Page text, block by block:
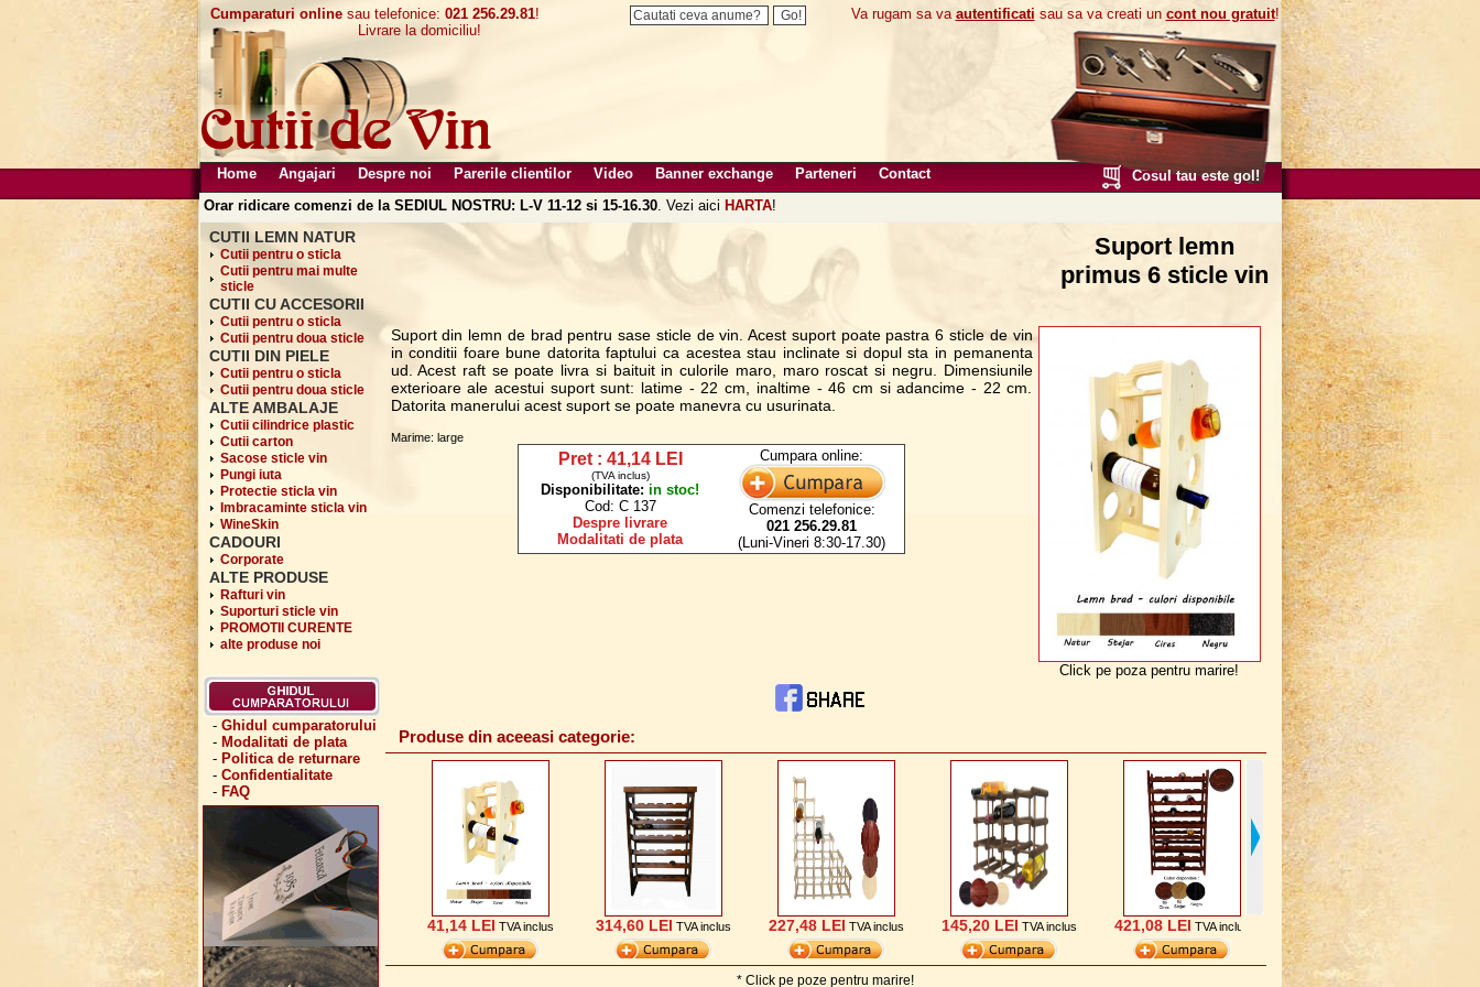
Cumparaturi onlinesau telefonice: 021 256.29.81!
Livrare la domiciliu!
Va rugam sa va autentificati sau sa va creati un cont nou gratuit!
Home Angajari Despre noi Parerile clientilor Video Banner exchange Parteneri Contact
Cosul tau este gol!
Orar ridicare comenzi de la SEDIUL NOSTRU: L-V 11-12 si 15-16.30. Vezi aici HARTA!
CUTII LEMN NATUR
Cutii pentru o sticla
Cutii pentru mai multe
sticle
CUTII CU ACCESORII
Cutii pentru o sticla
Cutii pentru doua sticle
CUTII DIN PIELE
Cutii pentru o sticla
Cutii pentru doua sticle
ALTE AMBALAJE
Cutii cilindrice plastic
Cutii carton
Sacose sticle vin
Pungi iuta
Protectie sticla vin
Imbracaminte sticla vin
WineSkin
CADOURI
Corporate
ALTE PRODUSE
Rafturi vin
Suporturi sticle vin
PROMOTII CURENTE
alte produse noi
- Ghidul cumparatorului
- Modalitati de plata
- Politica de returnare
- Confidentialitate
- FAQ
Suport lemn
primus 6 sticle vin
Suport din lemn de brad pentru sase sticle de vin. Acest suport poate pastra 6 sticle de vin
in conditii foare bune datorita faptului ca acestea stau inclinate si dopul sta in pemanenta
ud. Acest raft se poate livra si baituit in culorile maro, maro roscat si negru. Dimensiunile
exterioare ale acestui suport sunt: latime - 22 cm, inaltime - 46 cm si adancime - 22 cm.
Datorita manerului acest suport se poate manevra cu usurinata.
Marime: large
Pret : 41,14 LEI
(TVA inclus)
Disponibilitate: in stoc!
Cod: C 137
Despre livrare
Modalitati de plata
Cumpara online:
Comenzi telefonice:
021 256.29.81
(Luni-Vineri 8:30-17.30)
Click pe poza pentru marire!
Produse din aceeasi categorie:
41,14 LEI TVA inclus 314,60 LEI TVA inclus 227,48 LEI TVA inclus 145,20 LEI TVA inclus 421,08 LEI TVA inclus 307,34 LEI
* Click pe poze pentru marire!